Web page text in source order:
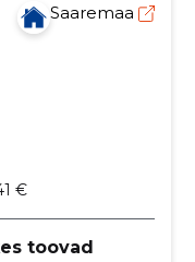
Saaremaa
€
toovad